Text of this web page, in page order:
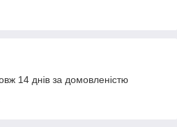
14 днів за домовленістю